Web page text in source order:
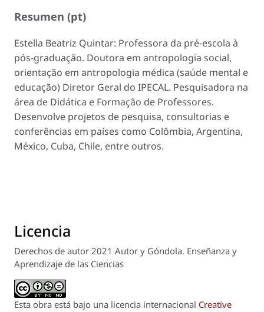
Resumen (pt)
Estella Beatriz Quintar: Professora da pré-escola à
pós-graduação. Doutora em antropologia social,
orientação em antropologia médica (saúde mental e
educação) Diretor Geral do IPECAL. Pesquisadora na
área de Didática e Formação de Professores.
Desenvolve projetos de pesquisa, consultorias e
conferências em países como Colômbia, Argentina,
México, Cuba, Chile, entre outros.
Licencia
Derechos de autor 2021 Autor y Góndola. Enseñanza y
Aprendizaje de las Ciencias
Esta obra está bajo una licencia internacional Creative